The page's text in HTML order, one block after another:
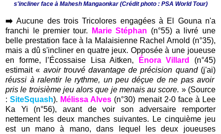
s'incliner face à Mahesh Mangaonkar (Crédit photo : PSA World Tour)
➡️Aucune des trois Tricolores engagées à El Gouna n'a
franchi le premier tour.
Marie Stéphan (n°55) a livré une
belle prestation face à la Malaisienne Rachel Arnold (n°35),
mais a dû s'incliner en quatre jeux. Opposée à une joueuse
en forme, l’Écossaise Lisa Aitken,
Énora Villard
(n°45)
estimait « avoir trouvé davantage de précision quand(j'ai)
réussi à ralentir le rythme, un peu déçue de ne pas avoir
pris le troisième jeu alors que je menais au score. » (Source
:SiteSquash). Mélissa Alves (n°30) menait 2-0 face à Lee
Ka Yi (n°56), avant de voir son adversaire remporter
nettement les deux manches suivantes. Le cinquième jeu
est un mano à mano, dans lequel les deux joueuses